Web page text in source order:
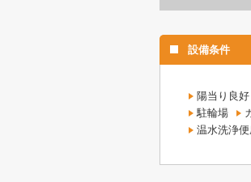
設備条件
陽当り良好
駐輪場
温水洗浄